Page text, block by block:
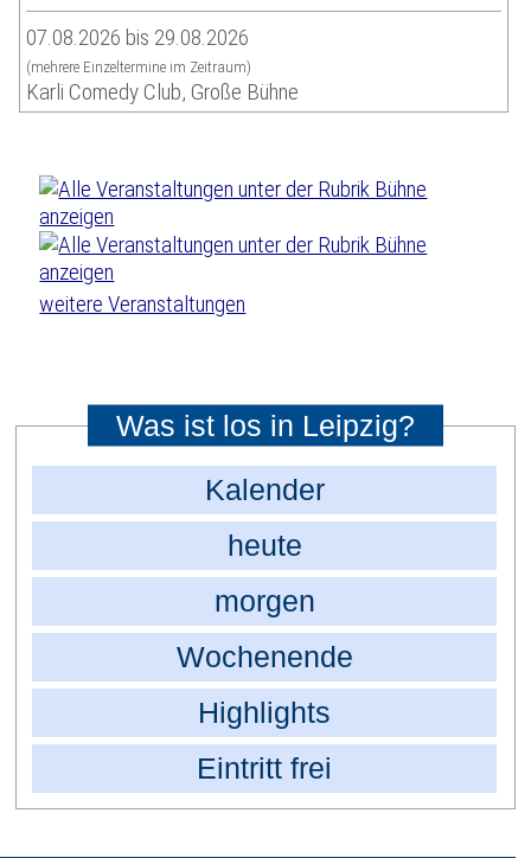
07.08.2026 bis 29.08.2026
(mehrere Einzeltermine im Zeitraum)
Karli Comedy Club, Große Bühne
weitere Veranstaltungen
Was ist los in Leipzig?
Kalender
heute
morgen
Wochenende
Highlights
Eintritt frei